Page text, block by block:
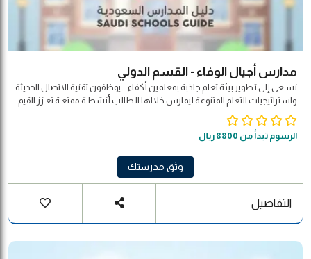
مدارس أجيال الوفاء - القسم الدولي
نسـعى إلى تـطوير بيئة تعلم جاذبة بمعلمين أكفاء .. يوظفون تقنية الاتصال الحديثة
واستراتيجيات التعلم المتنوعة ليمارس خلالها الـطالب أنشطـة ممتعـة تعـزز القيم
الأصيلة وتحـترم التـنـوع الثقافي لـبـنـاء شخـصـيته المتـكاملة بمـشاركة مجـتـمـعـيـة
وفـق مـؤشـرات الـجـودة العالمية .
الرسوم تبدأ من 8800 ريال
وثق مدرستك
التفاصيل